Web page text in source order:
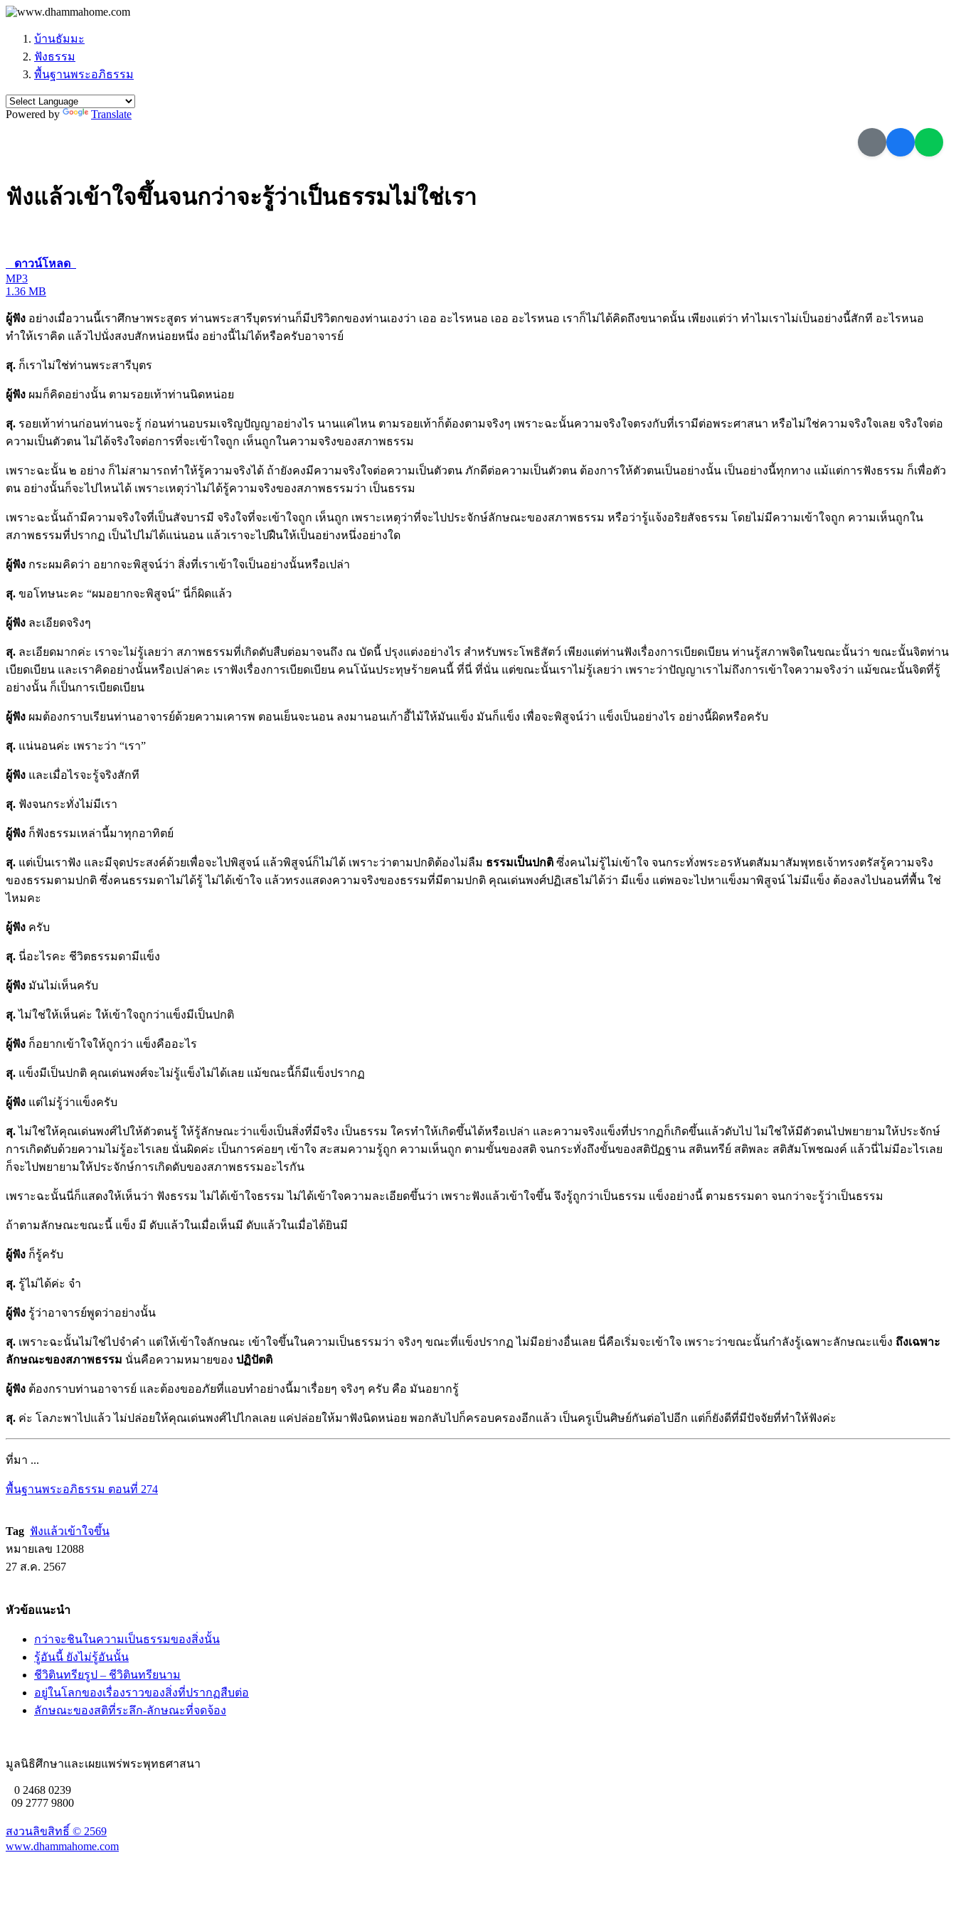
บ้านธัมมะ
ฟังธรรม
พื้นฐานพระอภิธรรม
Powered by Translate
ฟังแล้วเข้าใจขึ้นจนกว่าจะรู้ว่าเป็นธรรมไม่ใช่เรา
ดาวน์โหลด
MP3
1.36 MB
ผู้ฟัง อย่างเมื่อวานนี้เราศึกษาพระสูตร ท่านพระสารีบุตรท่านก็มีปริวิตกของท่านเองว่า เออ อะไรหนอ เออ อะไรหนอ เราก็ไม่ได้คิดถึงขนาดนั้น เพียงแต่ว่า ทำไมเราไม่เป็นอย่างนี้สักที อะไรหนอ
ทำให้เราคิด แล้วไปนั่งสงบสักหน่อยหนึ่ง อย่างนี้ไม่ได้หรือครับอาจารย์
สุ. ก็เราไม่ใช่ท่านพระสารีบุตร
ผู้ฟัง ผมก็คิดอย่างนั้น ตามรอยเท้าท่านนิดหน่อย
สุ. รอยเท้าท่านก่อนท่านจะรู้ ก่อนท่านอบรมเจริญปัญญาอย่างไร นานแค่ไหน ตามรอยเท้าก็ต้องตามจริงๆ เพราะฉะนั้นความจริงใจตรงกับที่เรามีต่อพระศาสนา หรือไม่ใช่ความจริงใจเลย จริงใจต่อ
ความเป็นตัวตน ไม่ได้จริงใจต่อการที่จะเข้าใจถูก เห็นถูกในความจริงของสภาพธรรม
เพราะฉะนั้น ๒ อย่าง ก็ไม่สามารถทำให้รู้ความจริงได้ ถ้ายังคงมีความจริงใจต่อความเป็นตัวตน ภักดีต่อความเป็นตัวตน ต้องการให้ตัวตนเป็นอย่างนั้น เป็นอย่างนี้ทุกทาง แม้แต่การฟังธรรม ก็เพื่อตัว
ตน อย่างนั้นก็จะไปไหนได้ เพราะเหตุว่าไม่ได้รู้ความจริงของสภาพธรรมว่า เป็นธรรม
เพราะฉะนั้นถ้ามีความจริงใจที่เป็นสัจบารมี จริงใจที่จะเข้าใจถูก เห็นถูก เพราะเหตุว่าที่จะไปประจักษ์ลักษณะของสภาพธรรม หรือว่ารู้แจ้งอริยสัจธรรม โดยไม่มีความเข้าใจถูก ความเห็นถูกใน
สภาพธรรมที่ปรากฏ เป็นไปไม่ได้แน่นอน แล้วเราจะไปฝืนให้เป็นอย่างหนึ่งอย่างใด
ผู้ฟัง กระผมคิดว่า อยากจะพิสูจน์ว่า สิ่งที่เราเข้าใจเป็นอย่างนั้นหรือเปล่า
สุ. ขอโทษนะคะ “ผมอยากจะพิสูจน์” นี่ก็ผิดแล้ว
ผู้ฟัง ละเอียดจริงๆ
สุ. ละเอียดมากค่ะ เราจะไม่รู้เลยว่า สภาพธรรมที่เกิดดับสืบต่อมาจนถึง ณ บัดนี้ ปรุงแต่งอย่างไร สำหรับพระโพธิสัตว์ เพียงแต่ท่านฟังเรื่องการเบียดเบียน ท่านรู้สภาพจิตในขณะนั้นว่า ขณะนั้นจิตท่าน
เบียดเบียน และเราคิดอย่างนั้นหรือเปล่าคะ เราฟังเรื่องการเบียดเบียน คนโน้นประทุษร้ายคนนี้ ที่นี่ ที่นั่น แต่ขณะนั้นเราไม่รู้เลยว่า เพราะว่าปัญญาเราไม่ถึงการเข้าใจความจริงว่า แม้ขณะนั้นจิตที่รู้
อย่างนั้น ก็เป็นการเบียดเบียน
ผู้ฟัง ผมต้องกราบเรียนท่านอาจารย์ด้วยความเคารพ ตอนเย็นจะนอน ลงมานอนเก้าอี้ไม้ให้มันแข็ง มันก็แข็ง เพื่อจะพิสูจน์ว่า แข็งเป็นอย่างไร อย่างนี้ผิดหรือครับ
สุ. แน่นอนค่ะ เพราะว่า “เรา”
ผู้ฟัง และเมื่อไรจะรู้จริงสักที
สุ. ฟังจนกระทั่งไม่มีเรา
ผู้ฟัง ก็ฟังธรรมเหล่านี้มาทุกอาทิตย์
สุ. แต่เป็นเราฟัง และมีจุดประสงค์ด้วยเพื่อจะไปพิสูจน์ แล้วพิสูจน์ก็ไม่ได้ เพราะว่าตามปกติต้องไม่ลืม ธรรมเป็นปกติ ซึ่งคนไม่รู้ไม่เข้าใจ จนกระทั่งพระอรหันตสัมมาสัมพุทธเจ้าทรงตรัสรู้ความจริง
ของธรรมตามปกติ ซึ่งคนธรรมดาไม่ได้รู้ ไม่ได้เข้าใจ แล้วทรงแสดงความจริงของธรรมที่มีตามปกติ คุณเด่นพงศ์ปฏิเสธไม่ได้ว่า มีแข็ง แต่พอจะไปหาแข็งมาพิสูจน์ ไม่มีแข็ง ต้องลงไปนอนที่พื้น ใช่
ไหมคะ
ผู้ฟัง ครับ
สุ. นี่อะไรคะ ชีวิตธรรมดามีแข็ง
ผู้ฟัง มันไม่เห็นครับ
สุ.ไม่ใช่ให้เห็นค่ะ ให้เข้าใจถูกว่าแข็งมีเป็นปกติ
ผู้ฟัง ก็อยากเข้าใจให้ถูกว่า แข็งคืออะไร
สุ. แข็งมีเป็นปกติ คุณเด่นพงศ์จะไม่รู้แข็งไม่ได้เลย แม้ขณะนี้ก็มีแข็งปรากฏ
ผู้ฟัง แต่ไม่รู้ว่าแข็งครับ
สุ.ไม่ใช่ให้คุณเด่นพงศ์ไปให้ตัวตนรู้ ให้รู้ลักษณะว่าแข็งเป็นสิ่งที่มีจริง เป็นธรรม ใครทำให้เกิดขึ้นได้หรือเปล่า และความจริงแข็งที่ปรากฏก็เกิดขึ้นแล้วดับไป ไม่ใช่ให้มีตัวตนไปพยายามให้ประจักษ์
การเกิดดับด้วยความไม่รู้อะไรเลย นั่นผิดค่ะ เป็นการค่อยๆ เข้าใจ สะสมความรู้ถูก ความเห็นถูก ตามขั้นของสติ จนกระทั่งถึงขั้นของสติปัฏฐาน สตินทรีย์ สติพละ สติสัมโพชฌงค์ แล้วนี่ไม่มีอะไรเลย
ก็จะไปพยายามให้ประจักษ์การเกิดดับของสภาพธรรมอะไรกัน
เพราะฉะนั้นนี่ก็แสดงให้เห็นว่า ฟังธรรม ไม่ได้เข้าใจธรรม ไม่ได้เข้าใจความละเอียดขึ้นว่า เพราะฟังแล้วเข้าใจขึ้น จึงรู้ถูกว่าเป็นธรรม แข็งอย่างนี้ ตามธรรมดา จนกว่าจะรู้ว่าเป็นธรรม
ถ้าตามลักษณะขณะนี้ แข็ง มี ดับแล้วในเมื่อเห็นมี ดับแล้วในเมื่อได้ยินมี
ผู้ฟัง ก็รู้ครับ
สุ. รู้ไม่ได้ค่ะ จำ
ผู้ฟัง รู้ว่าอาจารย์พูดว่าอย่างนั้น
สุ. เพราะฉะนั้นไม่ใช่ไปจำคำ แต่ให้เข้าใจลักษณะ เข้าใจขึ้นในความเป็นธรรมว่า จริงๆ ขณะที่แข็งปรากฏ ไม่มีอย่างอื่นเลย นี่คือเริ่มจะเข้าใจ เพราะว่าขณะนั้นกำลังรู้เฉพาะลักษณะแข็ง ถึงเฉพาะ
ลักษณะของสภาพธรรม นั่นคือความหมายของ ปฏิปัตติ
ผู้ฟัง ต้องกราบท่านอาจารย์ และต้องขออภัยที่แอบทำอย่างนี้มาเรื่อยๆ จริงๆ ครับ คือ มันอยากรู้
สุ. ค่ะ โลภะพาไปแล้ว ไม่ปล่อยให้คุณเด่นพงศ์ไปไกลเลย แค่ปล่อยให้มาฟังนิดหน่อย พอกลับไปก็ครอบครองอีกแล้ว เป็นครูเป็นศิษย์กันต่อไปอีก แต่ก็ยังดีที่มีปัจจัยที่ทำให้ฟังค่ะ
ที่มา ...
พื้นฐานพระอภิธรรม ตอนที่ 274
Tag ฟังแล้วเข้าใจขึ้น
หมายเลข 12088
27 ส.ค. 2567
หัวข้อแนะนำ
กว่าจะชินในความเป็นธรรมของสิ่งนั้น
รู้อันนี้ ยังไม่รู้อันนั้น
ชีวิตินทรียรูป – ชีวิตินทรียนาม
อยู่ในโลกของเรื่องราวของสิ่งที่ปรากฏสืบต่อ
ลักษณะของสติที่ระลึก-ลักษณะที่จดจ้อง
มูลนิธิศึกษาและเผยแพร่พระพุทธศาสนา
0 2468 0239
09 2777 9800
สงวนลิขสิทธิ์ © 2569
www.dhammahome.com